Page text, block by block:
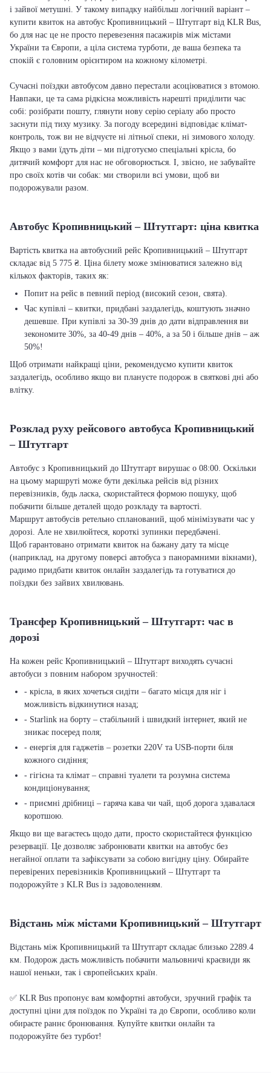
і зайвої метушні. У такому випадку найбільш логічний варіант –
купити квиток на автобус Кропивницький – Штутгарт від KLR Bus,
бо для нас це не просто перевезення пасажирів між містами
України та Європи, а ціла система турботи, де ваша безпека та
спокій є головним орієнтиром на кожному кілометрі.
Сучасні поїздки автобусом давно перестали асоціюватися з втомою.
Навпаки, це та сама рідкісна можливість нарешті приділити час
собі: розібрати пошту, глянути нову серію серіалу або просто
заснути під тиху музику. За погоду всередині відповідає клімат-
контроль, тож ви не відчуєте ні літньої спеки, ні зимового холоду.
Якщо з вами їдуть діти – ми підготуємо спеціальні крісла, бо
дитячий комфорт для нас не обговорюється. І, звісно, не забувайте
про своїх котів чи собак: ми створили всі умови, щоб ви
подорожували разом.
Автобус Кропивницький – Штутгарт: ціна квитка
Вартість квитка на автобусний рейс Кропивницький – Штутгарт
складає від 5 775 ₴. Ціна білету може змінюватися залежно від
кількох факторів, таких як:
Попит на рейс в певний період (високий сезон, свята).
Час купівлі – квитки, придбані заздалегідь, коштують значно
дешевше. При купівлі за 30-39 днів до дати відправлення ви
зекономите 30%, за 40-49 днів – 40%, а за 50 і більше днів – аж
50%!
Щоб отримати найкращі ціни, рекомендуємо купити квиток
заздалегідь, особливо якщо ви плануєте подорож в святкові дні або
влітку.
Розклад руху рейсового автобуса Кропивницький
– Штутгарт
Автобус з Кропивницький до Штутгарт вирушає о 08:00. Оскільки
на цьому маршруті може бути декілька рейсів від різних
перевізників, будь ласка, скористайтеся формою пошуку, щоб
побачити більше деталей щодо розкладу та вартості.
Маршрут автобусів ретельно спланований, щоб мінімізувати час у
дорозі. Але не хвилюйтеся, короткі зупинки передбачені.
Щоб гарантовано отримати квиток на бажану дату та місце
(наприклад, на другому поверсі автобуса з панорамними вікнами),
радимо придбати квиток онлайн заздалегідь та готуватися до
поїздки без зайвих хвилювань.
Трансфер Кропивницький – Штутгарт: час в
дорозі
На кожен рейс Кропивницький – Штутгарт виходять сучасні
автобуси з повним набором зручностей:
- крісла, в яких хочеться сидіти – багато місця для ніг і
можливість відкинутися назад;
- Starlink на борту – стабільний і швидкий інтернет, який не
зникає посеред поля;
- енергія для гаджетів – розетки 220V та USB-порти біля
кожного сидіння;
- гігієна та клімат – справні туалети та розумна система
кондиціонування;
- приємні дрібниці – гаряча кава чи чай, щоб дорога здавалася
коротшою.
Якщо ви ще вагаєтесь щодо дати, просто скористайтеся функцією
резервації. Це дозволяє забронювати квитки на автобус без
негайної оплати та зафіксувати за собою вигідну ціну. Обирайте
перевірених перевізників Кропивницький – Штутгарт та
подорожуйте з KLR Bus із задоволенням.
Відстань між містами Кропивницький – Штутгарт
Відстань між Кропивницький та Штутгарт складає близько 2289.4
км. Подорож дасть можливість побачити мальовничі краєвиди як
нашої неньки, так і європейських країн.
✅ KLR Bus пропонує вам комфортні автобуси, зручний графік та
доступні ціни для поїздок по Україні та до Європи, особливо коли
обираєте раннє бронювання. Купуйте квитки онлайн та
подорожуйте без турбот!